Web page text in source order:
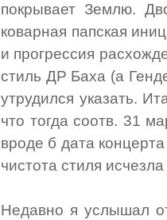
покрывает Землю.
коварная папская
и прогрессия
стиль ДР Баха (а
утрудился указать.
что тогда соотв. 31
вроде б дата
чистота стиля
Недавно я услышал